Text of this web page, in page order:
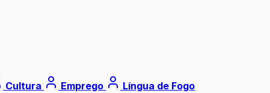
Cultura Emprego Língua de Fogo